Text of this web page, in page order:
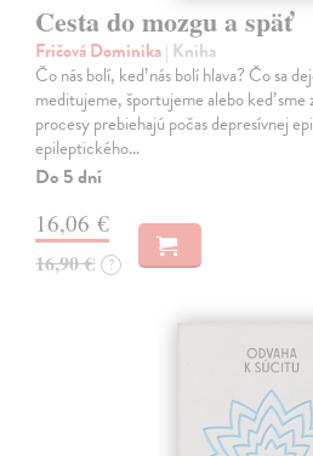
Cesta do mozgu a späť
Fričová Dominika| Kniha
Čo nás bolí, keď nás bolí hlava? Čo sa
meditujeme, športujeme alebo keď sme
procesy prebiehajú počas depresívnej
epileptického…
Do 5 dní
16,06 €
16,90 € ?